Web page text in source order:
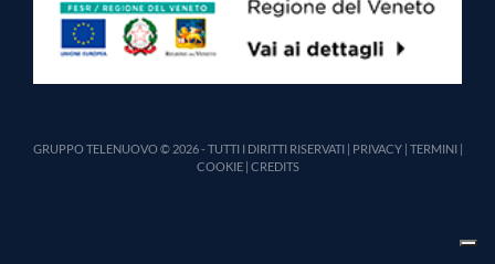
GRUPPO TELENUOVO © 2026 - TUTTI I DIRITTI RISERVATI | PRIVACY| TERMINI|
COOKIE| CREDITS